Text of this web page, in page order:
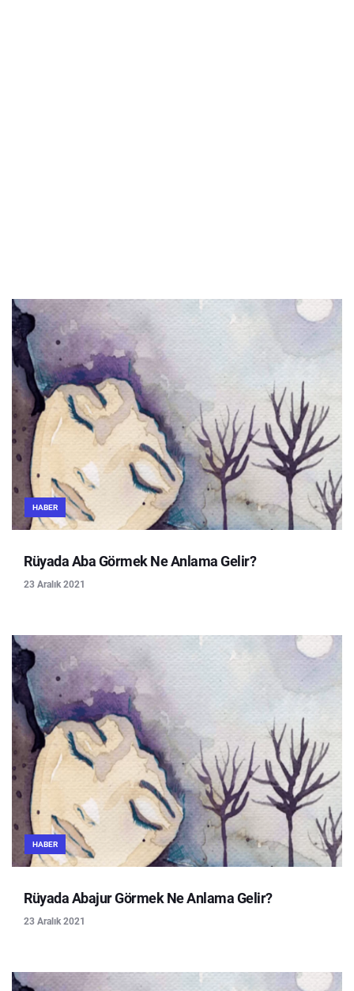
HABER
Rüyada Aba Görmek Ne Anlama Gelir?
23 Aralık 2021
HABER
Rüyada Abajur Görmek Ne Anlama Gelir?
23 Aralık 2021